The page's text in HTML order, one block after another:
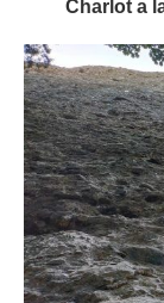
Charlot a